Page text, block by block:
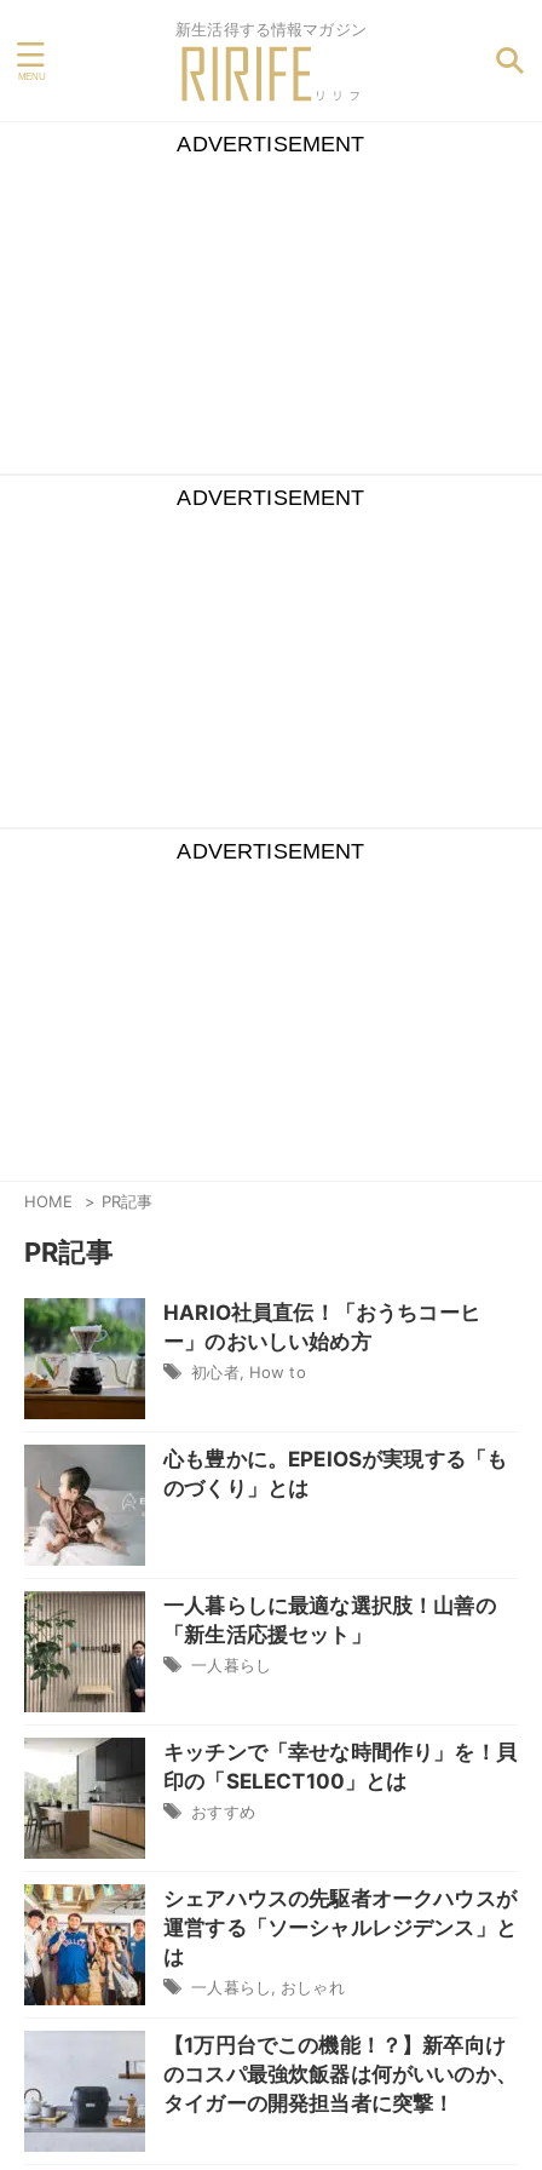
新生活得する情報マガジン
ADVERTISEMENT
ADVERTISEMENT
ADVERTISEMENT
HOME PR記事
PR記事
HARIO社員直伝！「おうちコーヒ
ー」のおいしい始め方
初心者, How to
心も豊かに。EPEIOSが実現する「も
のづくり」とは
一人暮らしに最適な選択肢！山善の
「新生活応援セット」
一人暮らし
キッチンで「幸せな時間作り」を！貝
印の「SELECT100」とは
おすすめ
シェアハウスの先駆者オークハウスが
運営する「ソーシャルレジデンス」と
は
一人暮らし おしゃれ
【1万円台でこの機能！？】新卒向け
のコスパ最強炊飯器は何がいいのか、
タイガーの開発担当者に突撃！